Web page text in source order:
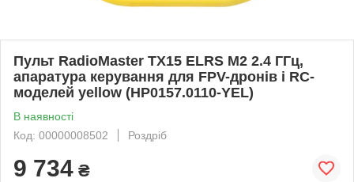
Пульт RadioMaster TX15 ELRS M2 2.4 ГГц,
апаратура керування для FPV-дронів і RC-
моделей yellow (HP0157.0110-YEL)
В наявності
Код: 00000008502
Роздріб
9 734 ₴